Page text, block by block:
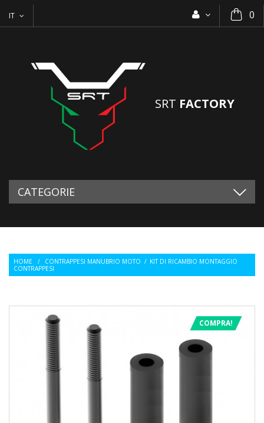
0
IT
SRT FACTORY
CATEGORIE
HOME / CONTRAPPESI MANUBRIO MOTO / KIT DI RICAMBIO MONTAGGIO
CONTRAPPESI
COMPRA!